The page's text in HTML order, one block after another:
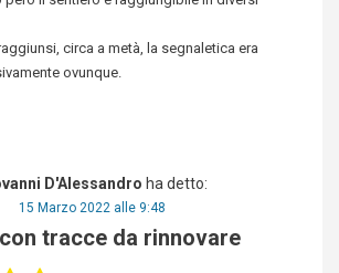
circa a metà, la segnaletica era
ovunque.
D'Alessandro ha detto:
15 Marzo 2022 alle 9:48
tracce da rinnovare